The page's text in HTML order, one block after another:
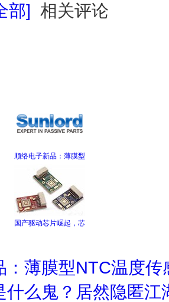
部] 相关评论
顺络电子新品：薄膜型
国产驱动芯片崛起，芯
：薄膜型NTC温度
什么鬼？居然隐匿江